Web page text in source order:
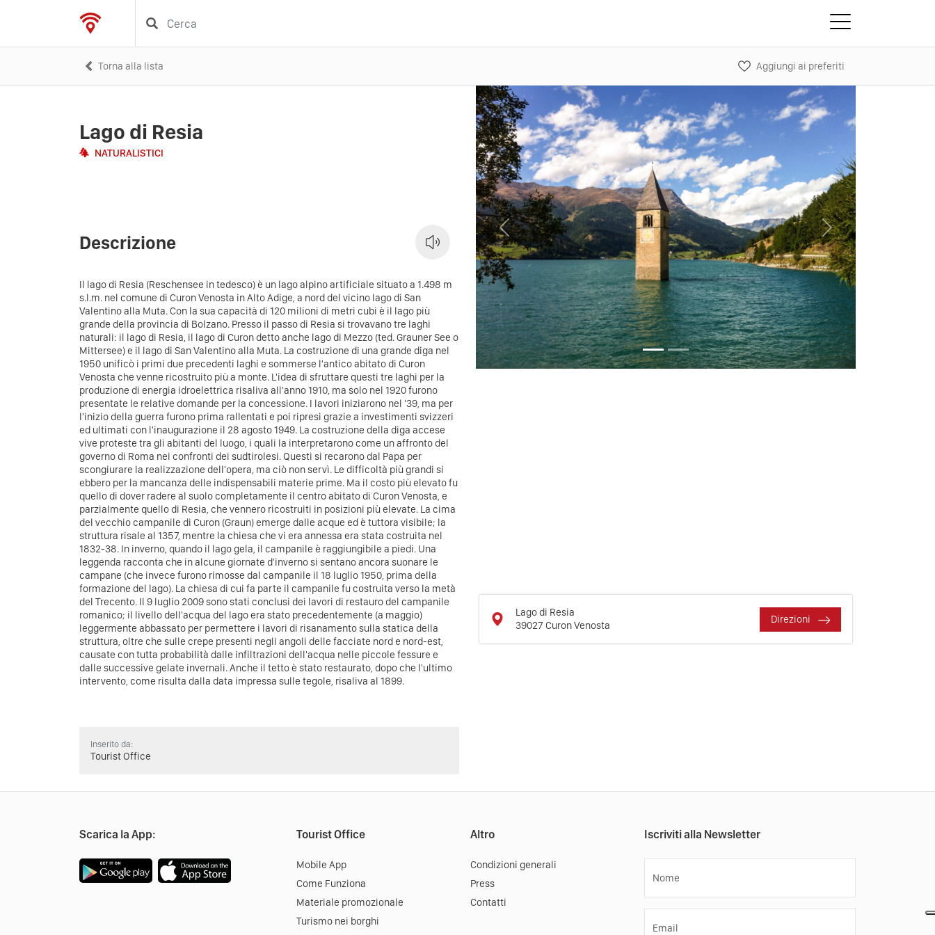
Torna alla lista Aggiungi ai preferiti
Lago di Resia
NATURALISTICI
Descrizione
Il lago di Resia (Reschensee in tedesco) è un lago alpino artificiale situato a 1.498 m
s.l.m. nel comune di Curon Venosta in Alto Adige, a nord del vicino lago di San
Valentino alla Muta. Con la sua capacità di 120 milioni di metri cubi è il lago più
grande della provincia di Bolzano. Presso il passo di Resia si trovavano tre laghi
naturali: il lago di Resia, il lago di Curon detto anche lago di Mezzo (ted. Grauner See o
Mittersee) e il lago di San Valentino alla Muta. La costruzione di una grande diga nel
1950 unificò i primi due precedenti laghi e sommerse l'antico abitato di Curon
Venosta che venne ricostruito più a monte. L'idea di sfruttare questi tre laghi per la
produzione di energia idroelettrica risaliva all'anno 1910, ma solo nel 1920 furono
presentate le relative domande per la concessione. I lavori iniziarono nel '39, ma per
l'inizio della guerra furono prima rallentati e poi ripresi grazie a investimenti svizzeri
ed ultimati con l'inaugurazione il 28 agosto 1949. La costruzione della diga accese
vive proteste tra gli abitanti del luogo, i quali la interpretarono come un affronto del
governo di Roma nei confronti dei sudtirolesi. Questi si recarono dal Papa per
scongiurare la realizzazione dell'opera, ma ciò non servì. Le difficoltà più grandi si
ebbero per la mancanza delle indispensabili materie prime. Ma il costo più elevato fu
quello di dover radere al suolo completamente il centro abitato di Curon Venosta, e
parzialmente quello di Resia, che vennero ricostruiti in posizioni più elevate. La cima
del vecchio campanile di Curon (Graun) emerge dalle acque ed è tuttora visibile; la
struttura risale al 1357, mentre la chiesa che vi era annessa era stata costruita nel
1832-38. In inverno, quando il lago gela, il campanile è raggiungibile a piedi. Una
leggenda racconta che in alcune giornate d'inverno si sentano ancora suonare le
campane (che invece furono rimosse dal campanile il 18 luglio 1950, prima della
formazione del lago). La chiesa di cui fa parte il campanile fu costruita verso la metà
del Trecento. Il 9 luglio 2009 sono stati conclusi dei lavori di restauro del campanile
romanico; il livello dell'acqua del lago era stato precedentemente (a maggio)
leggermente abbassato per permettere i lavori di risanamento sulla statica della
struttura, oltre che sulle crepe presenti negli angoli delle facciate nord e nord-est,
causate con tutta probabilità dalle infiltrazioni dell'acqua nelle piccole fessure e
dalle successive gelate invernali.Anche il tetto è stato restaurato, dopo che l'ultimo
intervento, come risulta dalla data impressa sulle tegole, risaliva al 1899.
Inserito da:
Tourist Office
Previous Next
Lago di Resia
39027 Curon Venosta
Direzioni
Scarica la App: Tourist Office
Mobile App
Come Funziona
Materiale promozionale
Turismo nei borghi
Altro
Condizioni generali
Press
Contatti
Iscriviti alla Newsletter
Nome
Email